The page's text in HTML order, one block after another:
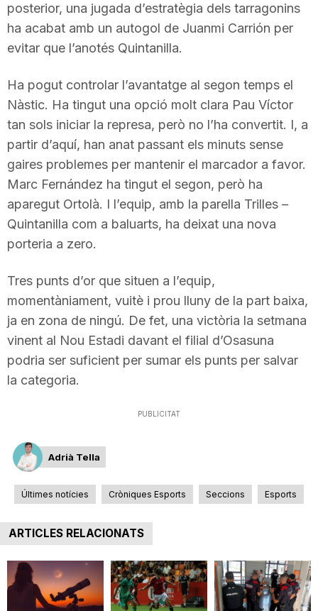
a
posterior, una jugada d’estratègia dels tarragonins
ha acabat amb un autogol de Juanmi Carrión per
evitar que l’anotés Quintanilla.
Ha pogut controlar l’avantatge al segon temps el
Nàstic. Ha tingut una opció molt clara Pau Víctor
tan sols iniciar la represa, però no l’ha convertit. I, a
partir d’aquí, han anat passant els minuts sense
gaires problemes per mantenir el marcador a favor.
Marc Fernández ha tingut el segon, però ha
aparegut Ortolà. I l’equip, amb la parella Trilles –
Quintanilla com a baluarts, ha deixat una nova
porteria a zero.
Tres punts d’or que situen a l’equip,
momentàniament, vuitè i prou lluny de la part baixa,
ja en zona de ningú. De fet, una victòria la setmana
vinent al Nou Estadi davant el filial d’Osasuna
podria ser suficient per sumar els punts per salvar
la categoria.
PUBLICITAT
Adrià Tella
Últimes notícies Cròniques Esports Seccions Esports
ARTICLES RELACIONATS